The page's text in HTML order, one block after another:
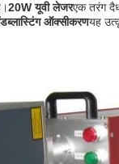
20W यूवी लेजरएक तरंग
ऑक्सीकरणयह